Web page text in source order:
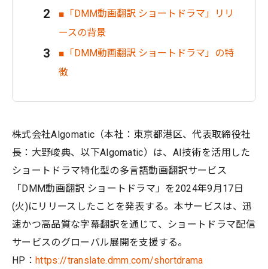
■「DMM動画翻訳 ショートドラマ」リリ
ースの背景
■「DMM動画翻訳 ショートドラマ」の特
徴
株式会社Algomatic（本社：東京都港区、代表取締役社
長：大野峻典、以下Algomatic）は、AI技術を活用した
ショートドラマ特化型の多言語動画翻訳サービス
「DMM動画翻訳 ショートドラマ」を2024年9月17日
(火)にリリースしたことを発表する。本サービスは、迅
速かつ高品質な字幕翻訳を通じて、ショートドラマ配信
サービスのグローバル展開を支援する。
HP： https://translate.dmm.com/shortdrama